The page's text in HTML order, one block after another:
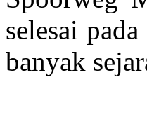
selesai
banyak